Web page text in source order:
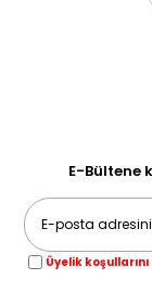
E-Bültene
Üyelik koşullarını